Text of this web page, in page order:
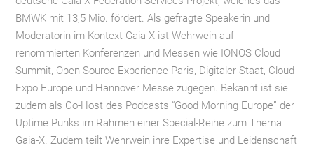
BMWK mit 13,5 Mio. fördert. Als gefragte Speakerin und
Moderatorin im Kontext Gaia-X ist Wehrwein auf
renommierten Konferenzen und Messen wie IONOS Cloud
Summit, Open Source Experience Paris, Digitaler Staat, Cloud
Expo Europe und Hannover Messe zugegen. Bekannt ist sie
zudem als Co-Host des Podcasts “Good Morning Europe” der
Uptime Punks im Rahmen einer Special-Reihe zum Thema
Gaia-X. Zudem teilt Wehrwein ihre Expertise und Leidenschaft